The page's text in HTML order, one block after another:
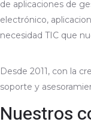
de aplicaciones de
electrónico,
necesidad TIC que
Desde 2011, con la
soporte y
Nuestros